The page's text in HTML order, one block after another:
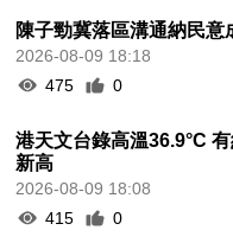
陳子勁冀落區溝通納民意
2026-08-09 18:18
475
0
港天文台錄高溫36.9°C
新高
2026-08-09 18:08
415
0